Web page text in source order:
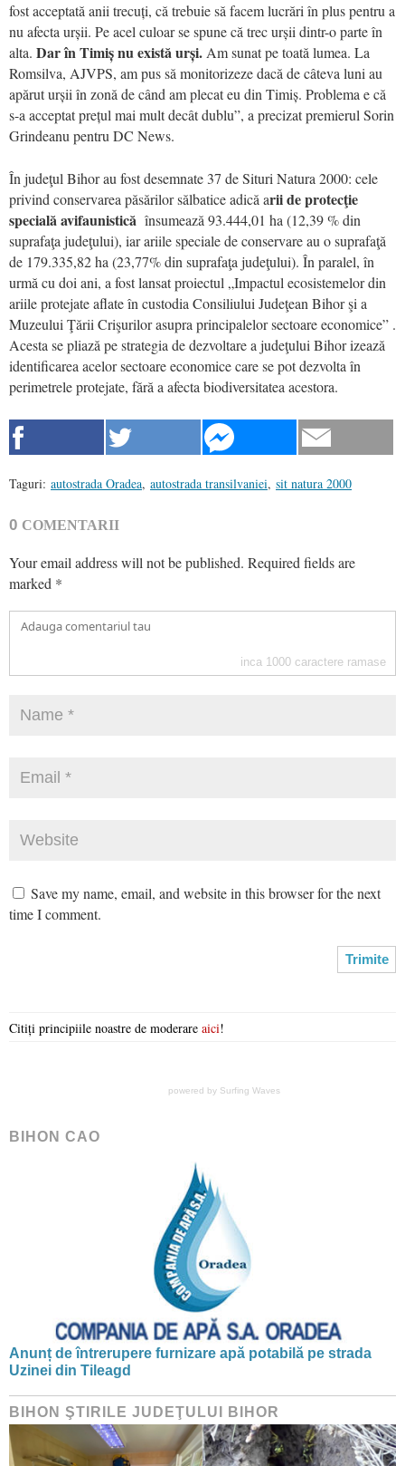
fost acceptată anii trecuți, că trebuie să facem lucrări în plus pentru a
nu afecta urșii. Pe acel culoar se spune că trec urșii dintr-o parte în
alta. Dar în Timiș nu există urși. Am sunat pe toată lumea. La
Romsilva, AJVPS, am pus să monitorizeze dacă de câteva luni au
apărut urșii în zonă de când am plecat eu din Timiș. Problema e că
s-a acceptat prețul mai mult decât dublu”, a precizat premierul Sorin
Grindeanu pentru DC News.
În judeţul Bihor au fost desemnate 37 de Situri Natura 2000: cele
privind conservarea păsărilor sălbatice adică arii de protecţie
specială avifaunistică însumează 93.444,01 ha (12,39 % din
suprafaţa judeţului), iar ariile speciale de conservare au o suprafaţă
de 179.335,82 ha (23,77% din suprafaţa judeţului). În paralel, în
urmă cu doi ani, a fost lansat proiectul „Impactul ecosistemelor din
ariile protejate aflate în custodia Consiliului Judeţean Bihor şi a
Muzeului Ţării Crişurilor asupra principalelor sectoare economice” .
Acesta se pliază pe strategia de dezvoltare a judeţului Bihor izează
identificarea acelor sectoare economice care se pot dezvolta în
perimetrele protejate, fără a afecta biodiversitatea acestora.
Taguri: autostrada Oradea, autostrada transilvaniei, sit natura 2000
0 COMENTARII
Your email address will not be published. Required fields are
marked *
inca 1000 caractere ramase
Save my name, email, and website in this browser for the next
time I comment.
Citiți principiile noastre de moderare aici!
powered by Surfing Waves
BIHON CAO
Anunț de întrerupere furnizare apă potabilă pe strada
Uzinei din Tileagd
BIHON ŞTIRILE JUDEŢULUI BIHOR